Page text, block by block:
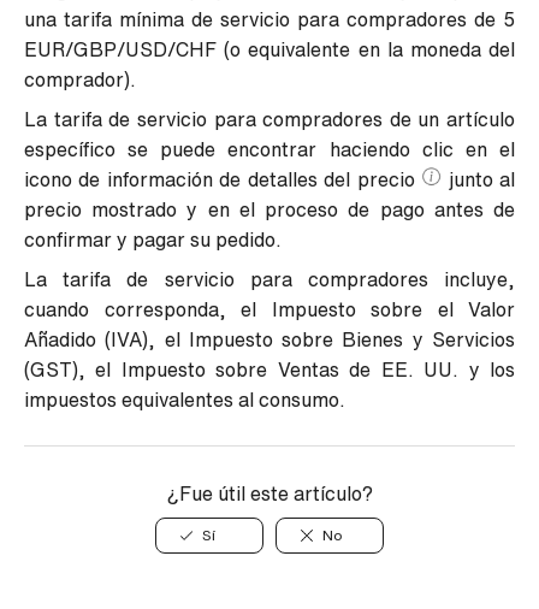
una tarifa mínima de servicio para compradores de 5
EUR/GBP/USD/CHF (o equivalente en la moneda del
comprador).
La tarifa de servicio para compradores de un artículo
específico se puede encontrar haciendo clic en el
icono de información de detalles del precio
junto al
precio mostrado y en el proceso de pago antes de
confirmar y pagar su pedido.
La tarifa de servicio para compradores incluye,
cuando corresponda, el Impuesto sobre el Valor
Añadido (IVA), el Impuesto sobre Bienes y Servicios
(GST), el Impuesto sobre Ventas de EE. UU. y los
impuestos equivalentes al consumo.
¿Fue útil este artículo?
Sí No